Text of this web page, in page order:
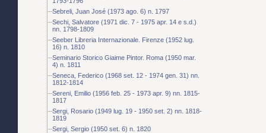
Sebreli, Juan José (1973 ago. 6) n. 1797
Sechi, Salvatore (1971 dic. 7 - 1975 apr. 14 e s.d.)
nn. 1798-1809
Seeber Libreria Internazionale. Firenze (1952 lug.
16) n. 1810
Seminario Storico Giaime Pintor. Roma (1950 mar.
4) n. 1811
Seneca, Federico (1968 set. 12 - 1974 gen. 31) nn.
1812-1814
Sereni, Emilio (1956 feb. 25 - 1973 apr. 9) nn. 1815-
1817
Sergi, Rosario (1949 lug. 19 - 1950 set. 2) nn. 1818-
1819
Sergi, Sergio (1950 set. 6) n. 1820